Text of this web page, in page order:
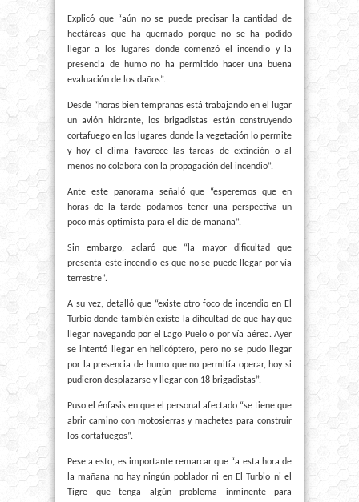
Explicó que “aún no se puede precisar la cantidad de
hectáreas que ha quemado porque no se ha podido
llegar a los lugares donde comenzó el incendio y la
presencia de humo no ha permitido hacer una buena
evaluación de los daños”.
Desde “horas bien tempranas está trabajando en el lugar
un avión hidrante, los brigadistas están construyendo
cortafuego en los lugares donde la vegetación lo permite
y hoy el clima favorece las tareas de extinción o al
menos no colabora con la propagación del incendio”.
Ante este panorama señaló que “esperemos que en
horas de la tarde podamos tener una perspectiva un
poco más optimista para el día de mañana”.
Sin embargo, aclaró que “la mayor dificultad que
presenta este incendio es que no se puede llegar por vía
terrestre”.
A su vez, detalló que “existe otro foco de incendio en El
Turbio donde también existe la dificultad de que hay que
llegar navegando por el Lago Puelo o por vía aérea. Ayer
se intentó llegar en helicóptero, pero no se pudo llegar
por la presencia de humo que no permitía operar, hoy si
pudieron desplazarse y llegar con 18 brigadistas”.
Puso el énfasis en que el personal afectado “se tiene que
abrir camino con motosierras y machetes para construir
los cortafuegos”.
Pese a esto, es importante remarcar que “a esta hora de
la mañana no hay ningún poblador ni en El Turbio ni el
Tigre que tenga algún problema inminente para